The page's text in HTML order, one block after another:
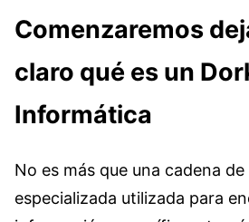
Comenzaremos
claro qué es un
Informática
No es más que una cadena de
especializada utilizada para